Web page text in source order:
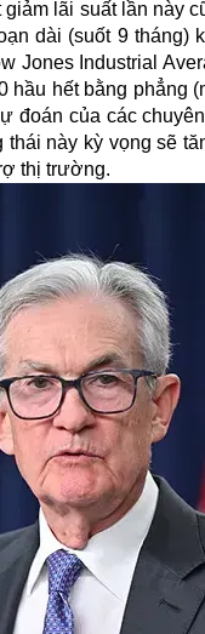
lãi suất lần này
dài (suốt 9 tháng)
Jones Industrial
hết bằng phẳng
đoán của các
này kỳ vọng sẽ
thị trường.